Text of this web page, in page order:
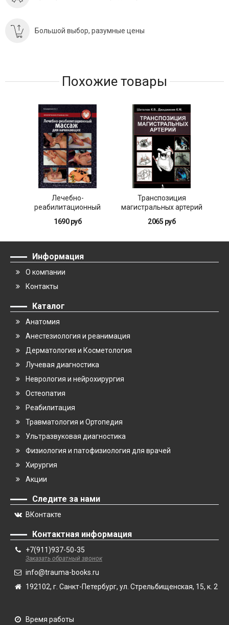
Большой выбор, разумные цены
Похожие товары
Лечебно-
реабилитационный
массаж для
начинающих
1690 руб
Транспозиция
магистральных артерий
2065 руб
Информация
О компании
Контакты
Каталог
Анатомия
Анестезиология и реанимация
Дерматология и Косметология
Лучевая диагностика
Неврология и нейрохирургия
Остеопатия
Реабилитация
Травматология и Ортопедия
Ультразвуковая диагностика
Физиология и патофизиология для врачей
Хирургия
Акции
Следите за нами
ВКонтакте
Контактная информация
+7(911)937-50-35
Заказать обратный звонок
info@trauma-books.ru
192102, г. Санкт-Петербург, ул. Стрельбищенская, 15, к. 2
Время работы